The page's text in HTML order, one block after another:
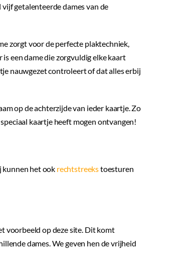
getalenteerde dames van de
zorgt voor de perfecte plaktechniek,
een dame die zorgvuldig elke kaart
nauwgezet controleert of dat alles erbij
op de achterzijde van ieder kaartje. Zo
kaartje heeft mogen ontvangen!
kunnen het ook rechtstreekstoesturen
voorbeeld op deze site. Dit komt
dames. We geven hen de vrijheid